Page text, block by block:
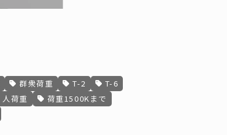
群衆荷重 T-2
T-6
人荷重
荷重1500Kまで